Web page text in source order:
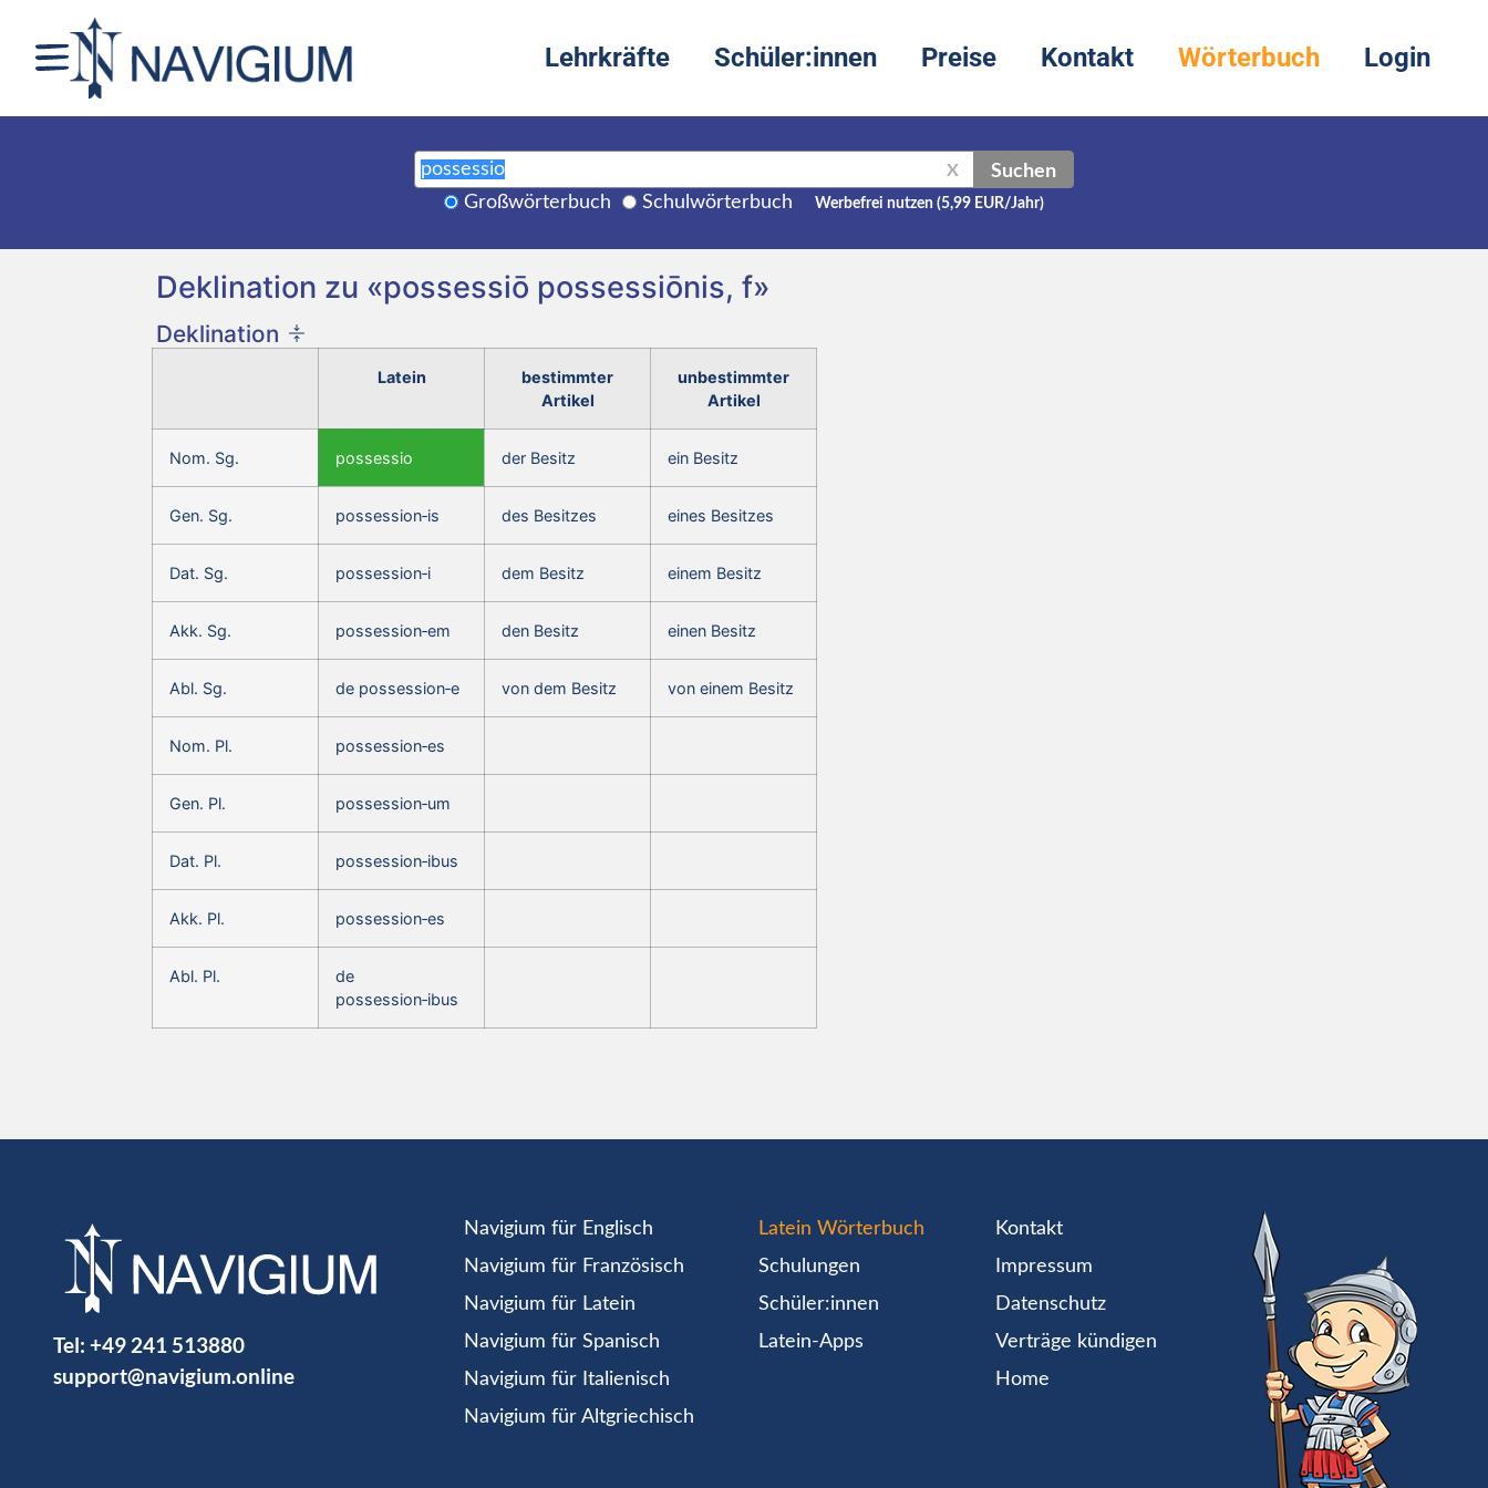
Lehrkräfte Schüler:innen Preise Kontakt Wörterbuch Login
X Suchen
Großwörterbuch Schulwörterbuch Werbefrei nutzen (5,99 EUR/Jahr)
Deklination zu «possessiō possessiōnis, f»
Deklination
Latein
bestimmter
Artikel
unbestimmter
Artikel
Nom. Sg. possessio der Besitz ein Besitz
Gen. Sg. possession‑is des Besitzes eines Besitzes
Dat. Sg. possession‑i dem Besitz einem Besitz
Akk. Sg. possession‑em den Besitz einen Besitz
Abl. Sg. de possession‑e von dem Besitz von einem Besitz
Nom. Pl. possession‑es
Gen. Pl. possession‑um
Dat. Pl. possession‑ibus
Akk. Pl. possession‑es
Abl. Pl.
de
possession‑ibus
Tel: +49 241 513880
support@navigium.online
Navigium für Englisch
Navigium für Französisch
Navigium für Latein
Navigium für Spanisch
Navigium für Italienisch
Navigium für Altgriechisch
Latein Wörterbuch
Schulungen
Schüler:innen
Latein-Apps
Kontakt
Impressum
Datenschutz
Verträge kündigen
Home